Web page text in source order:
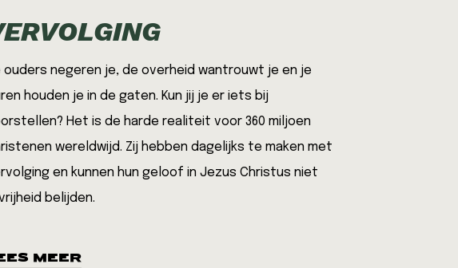
ouders negeren je, de overheid wantrouwt je en je
houden je in de gaten. Kun jij je er iets bij
Het is de harde realiteit voor 360 miljoen
wereldwijd. Zij hebben dagelijks te maken met
en kunnen hun geloof in Jezus Christus niet
belijden.
MEER